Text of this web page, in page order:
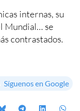
internas, su
Mundial… se
contrastados.
Síguenos en Google